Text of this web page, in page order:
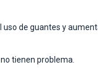
de guantes y
tienen problema.